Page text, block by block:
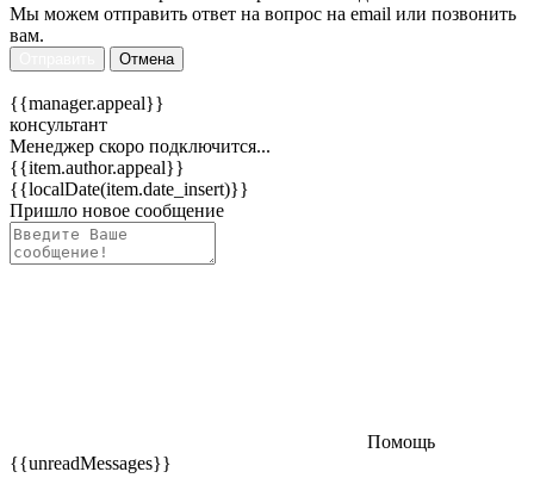
Мы можем отправить ответ на вопрос на email или позвонить
вам.
Отмена
{{manager.appeal}}
консультант
Менеджер скоро подключится...
{{item.author.appeal}}
{{localDate(item.date_insert)}}
Пришло новое сообщение
Помощь
{{unreadMessages}}